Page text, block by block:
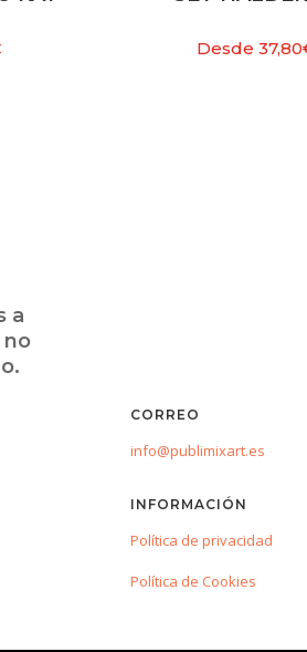
Desde37,80
a
no
CORREO
info@publimixart.es
INFORMACIÓN
Política de privacidad
Política de Cookies